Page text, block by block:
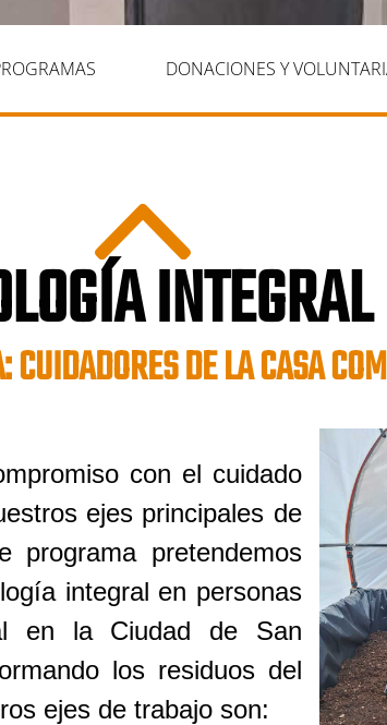
DONACIONES Y
INTEGRAL
CUIDADORES DE LA CASA
con el cuidado
ejes principales de
pretendemos
integral en personas
en la Ciudad de San
los residuos del
ejes de trabajo son: